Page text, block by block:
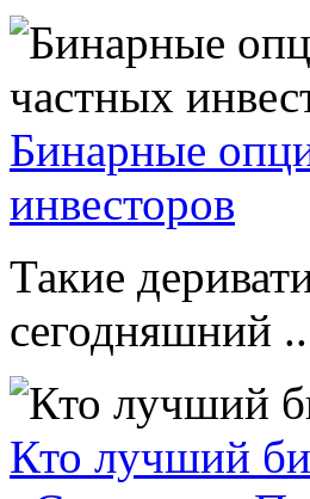
Бинарные
инвесторов
Такие
сегодняшний
Кто лучший